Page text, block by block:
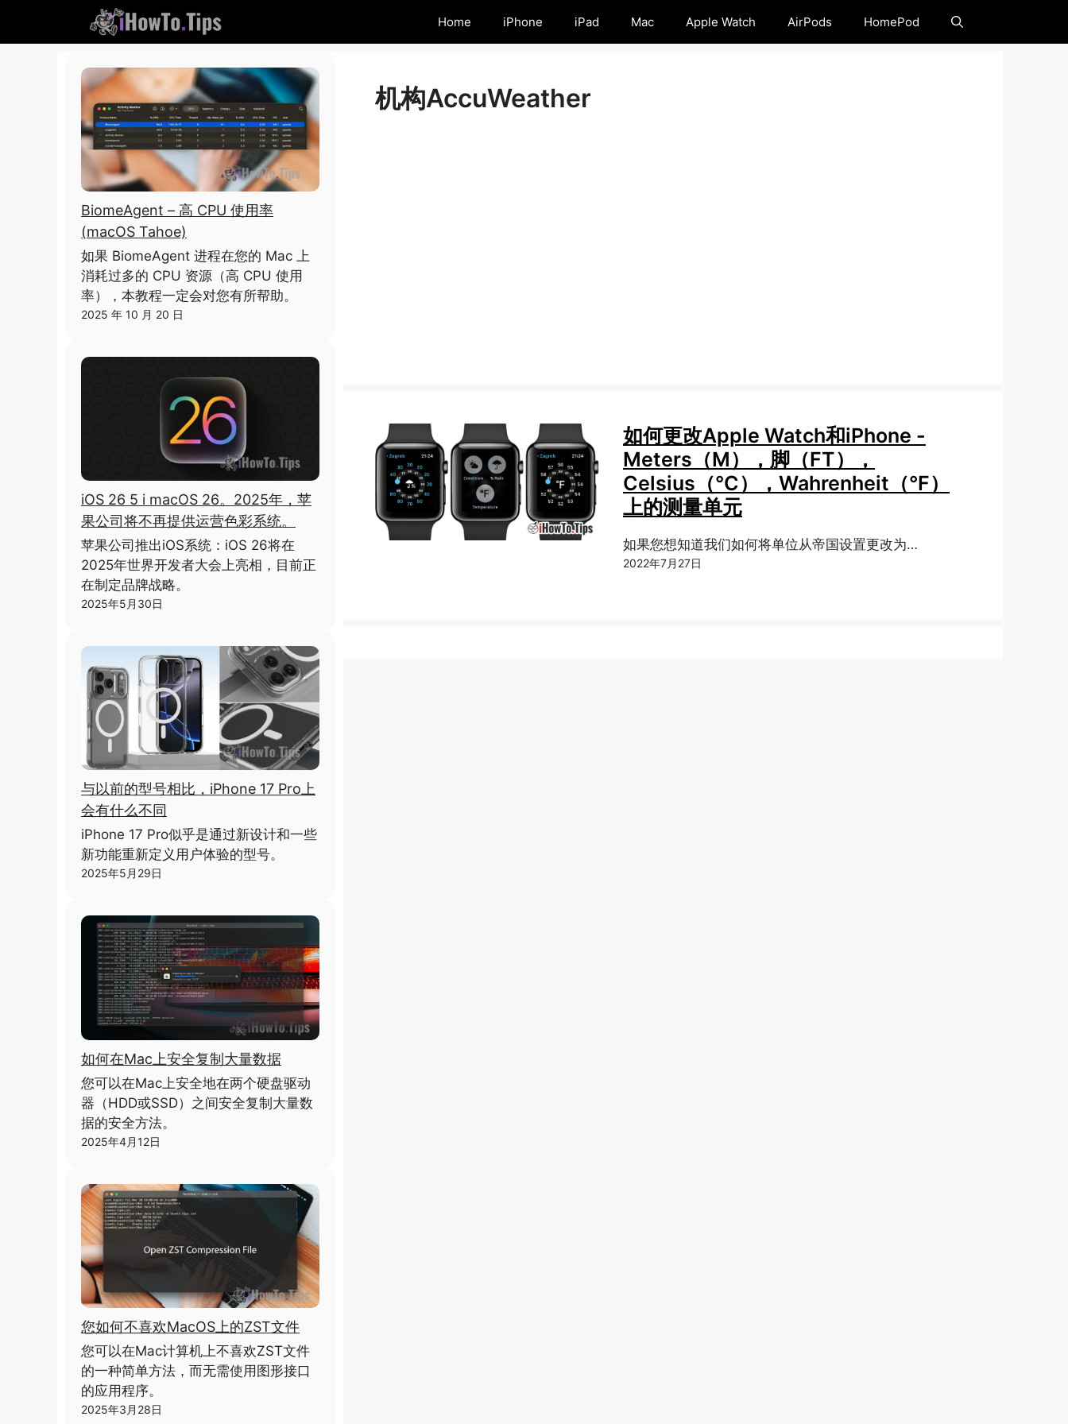
内
Home iPhone iPad Mac Apple Watch AirPods HomePod
机构AccuWeather
如何更改Apple Watch和iPhone -
Meters（M），脚（FT），
Celsius（°C），Wahrenheit（°F）
上的测量单元
如果您想知道我们如何将单位从帝国设置更改为…
2022年7月27日
BiomeAgent – 高 CPU 使用率
(macOS Tahoe)
如果 BiomeAgent 进程在您的 Mac 上
消耗过多的 CPU 资源（高 CPU 使用
率），本教程一定会对您有所帮助。
2025 年 10 月 20 日
iOS 26 5 i macOS 26。2025年，苹
果公司将不再提供运营色彩系统。
苹果公司推出iOS系统：iOS 26将在
2025年世界开发者大会上亮相，目前正
在制定品牌战略。
2025年5月30日
与以前的型号相比，iPhone 17 Pro上
会有什么不同
iPhone 17 Pro似乎是通过新设计和一些
新功能重新定义用户体验的型号。
2025年5月29日
如何在Mac上安全复制大量数据
您可以在Mac上安全地在两个硬盘驱动
器（HDD或SSD）之间安全复制大量数
据的安全方法。
2025年4月12日
您如何不喜欢MacOS上的ZST文件
您可以在Mac计算机上不喜欢ZST文件
的一种简单方法，而无需使用图形接口
的应用程序。
2025年3月28日